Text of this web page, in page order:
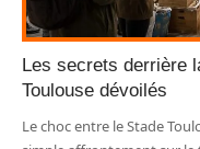
Les secrets derrière
Toulouse dévoilés
Le choc entre le Stade